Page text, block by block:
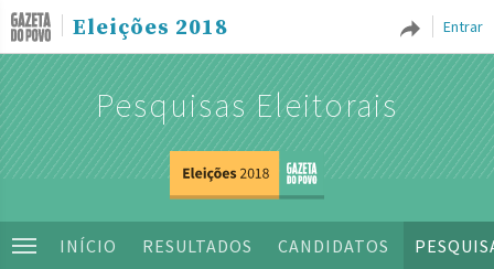
Entrar
Eleições 2018
Pesquisas Eleitorais
INÍCIO RESULTADOS CANDIDATOS